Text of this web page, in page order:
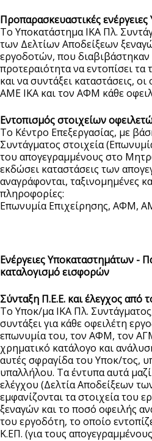
Προπαρασκευαστικές
Το Υποκατάστημα ΙΚΑ Πλ.
των Δελτίων Αποδείξεων
εργοδοτών, που διαβιβάστηκαν
προτεραιότητα να εντοπίσει
και να συντάξει καταστάσεις,
ΑΜΕ ΙΚΑ και τον ΑΦΜ κάθε
Εντοπισμός στοιχείων
Το Κέντρο Επεξεργασίας, με
Συντάγματος στοιχεία
του απογεγραμμένους στο
εκδώσει καταστάσεις των
αναγράφονται, ταξινομημένες
πληροφορίες:
Επωνυμία Επιχείρησης, ΑΦΜ,
Ενέργειες Υποκαταστημάτων -
καταλογισμό εισφορών
Σύνταξη Π.Ε.Ε. και έλεγχος από
Το Υποκ/μα ΙΚΑ Πλ.
συντάξει για κάθε οφειλέτη
επωνυμία του, τον ΑΦΜ, τον
χρηματικό κατάλογο και
αυτές σφραγίδα του Υποκ/τος,
υπαλλήλου. Τα έντυπα αυτά
ελέγχου (Δελτία Αποδείξεων
εμφανίζονται τα στοιχεία του
ξεναγών και το ποσό οφειλής
του εργοδότη, το οποίο
Κ.ΕΠ. (για τους